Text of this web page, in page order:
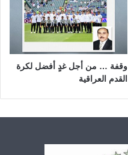
وقفة … من أجل غدٍ أفضل لكرة
القدم العراقية